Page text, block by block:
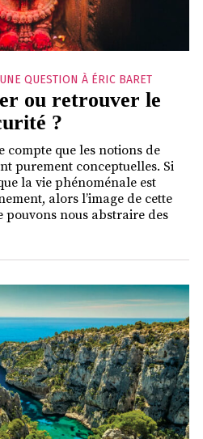
QUESTION À ÉRIC BARET
ou retrouver le
?
compte que les notions de
purement conceptuelles. Si
la vie phénoménale est
alors l’image de cette
pouvons nous abstraire des